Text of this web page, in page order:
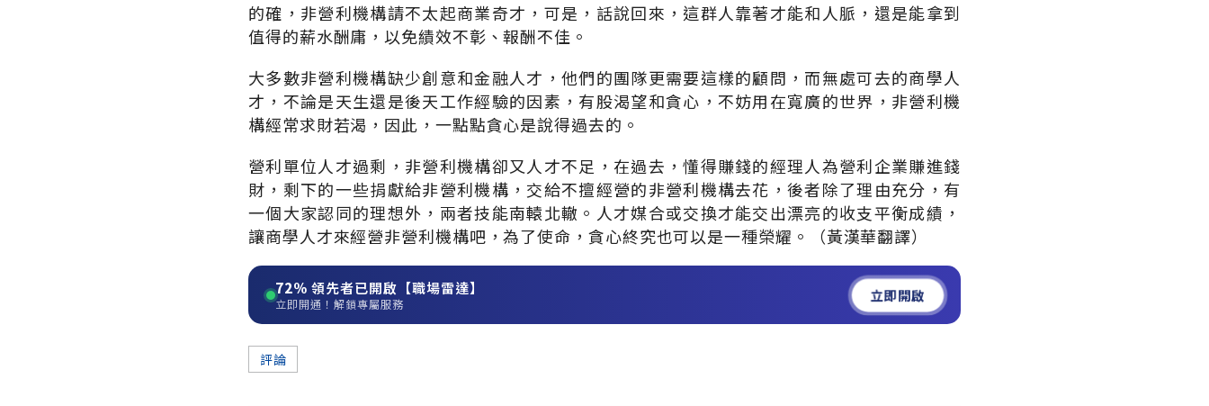
的確，非營利機構請不太起商業奇才，可是，話說回來，這群人靠著才能和人脈，還是能拿到
值得的薪水酬庸，以免績效不彰、報酬不佳。
大多數非營利機構缺少創意和金融人才，他們的團隊更需要這樣的顧問，而無處可去的商學人
才，不論是天生還是後天工作經驗的因素，有股渴望和貪心，不妨用在寬廣的世界，非營利機
構經常求財若渴，因此，一點點貪心是說得過去的。
營利單位人才過剩，非營利機構卻又人才不足，在過去，懂得賺錢的經理人為營利企業賺進錢
財，剩下的一些捐獻給非營利機構，交給不擅經營的非營利機構去花，後者除了理由充分，有
一個大家認同的理想外，兩者技能南轅北轍。人才媒合或交換才能交出漂亮的收支平衡成績，
讓商學人才來經營非營利機構吧，為了使命，貪心終究也可以是一種榮耀。（黃漢華翻譯）
72% 領先者已開啟【職場雷達】
立即開通！解鎖專屬服務 立即開啟
評論